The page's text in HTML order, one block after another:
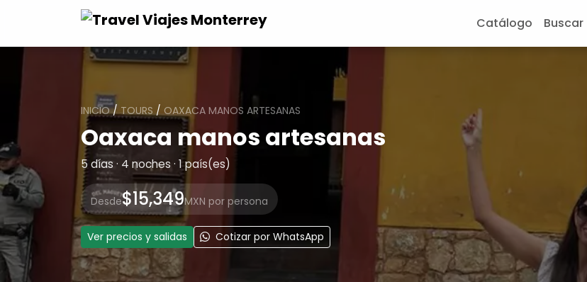
Catálogo Buscar
INICIO/TOURS / OAXACA MANOS ARTESANAS
Oaxaca manos artesanas
5 días · 4 noches · 1 país(es)
Desde$15,349MXN por persona
Ver precios y salidas Cotizar por WhatsApp